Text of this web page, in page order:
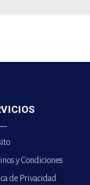
y Condiciones
de Privacidad